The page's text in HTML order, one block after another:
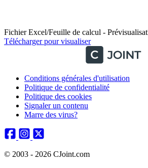
Fichier Excel/Feuille de calcul -
Télécharger pour visualiser
Conditions générales d'utilisation
Politique de confidentialité
Politique des cookies
Signaler un contenu
Marre des virus?
© 2003 - 2026 CJoint.com